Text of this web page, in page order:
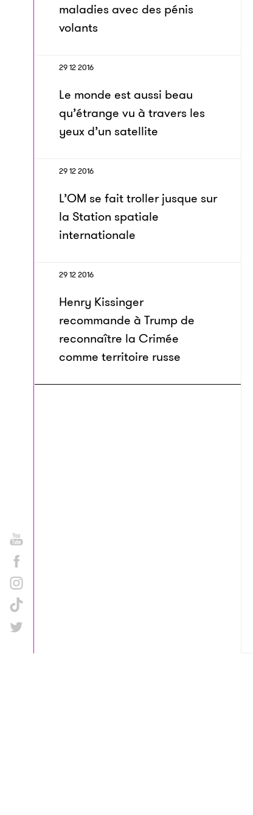
maladies avec des pénis
volants
29 12 2016
Le monde est aussi beau
qu’étrange vu à travers les
yeux d’un satellite
29 12 2016
L’OM se fait troller jusque sur
la Station spatiale
internationale
29 12 2016
Henry Kissinger
recommande à Trump de
reconnaître la Crimée
comme territoire russe